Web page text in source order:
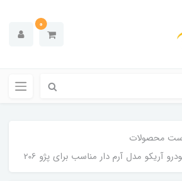
0
محصولات
آریکو مدل آرم دار مناسب برای پژو 206